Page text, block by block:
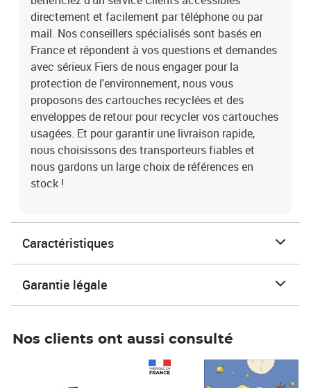
directement et facilement par téléphone ou par
mail. Nos conseillers spécialisés sont basés en
France et répondent à vos questions et demandes
avec sérieux Fiers de nous engager pour la
protection de l'environnement, nous vous
proposons des cartouches recyclées et des
enveloppes de retour pour recycler vos cartouches
usagées. Et pour garantir une livraison rapide,
nous choisissons des transporteurs fiables et
nous gardons un large choix de références en
stock !
Caractéristiques
Garantie légale
Nos clients ont aussi consulté
Prix 7,50€